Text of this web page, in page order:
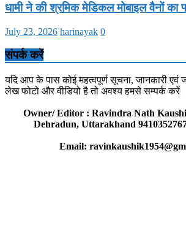
धामी ने की श्रमिक मेडिकल मोबाइल वैनों
July 23, 2026 harinayak 0
संपर्क करें
यदि आप के पास कोई महत्वपूर्ण सूचना, जानकारी
लेख फोटो और वीडियो है तो अवश्य हमसे सम्पर्क करें ।
Owner/ Editor : Ravindra Nath
Dehradun, Uttarakhand
Email: